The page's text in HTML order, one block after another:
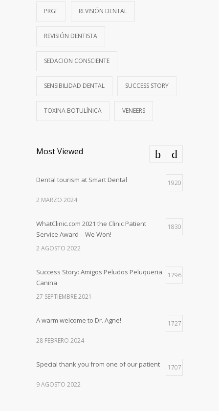
PRGF REVISIÓN DENTAL
REVISIÓN DENTISTA
SEDACION CONSCIENTE
SENSIBILIDAD DENTAL SUCCESS STORY
TOXINA BOTULÍNICA VENEERS
Most Viewed
Dental tourism at Smart Dental 1920
2 MARZO 2024
WhatClinic.com 2021 the Clinic Patient
Service Award – We Won!
1830
2 AGOSTO 2022
Success Story: Amigos Peludos Peluqueria
Canina
1796
27 SEPTIEMBRE 2021
A warm welcome to Dr. Agne! 1727
28 FEBRERO 2024
Special thank you from one of our patient 1707
9 AGOSTO 2022